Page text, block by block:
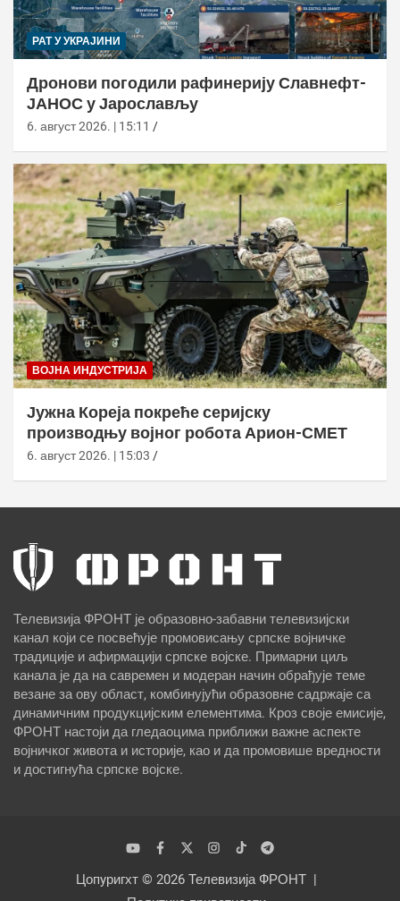
РАТ У УКРАЈИНИ
Дронови погодили рафинерију Славнефт-
ЈАНОС у Јарослављу
6. август 2026. | 15:11
ВОЈНА ИНДУСТРИЈА
Јужна Кореја покреће серијску
производњу војног робота Арион-СМЕТ
6. август 2026. | 15:03
Телевизија ФРОНТ је образовно-забавни телевизијски
канал који се посвећује промовисању српске војничке
традиције и афирмацији српске војске. Примарни циљ
канала је да на савремен и модеран начин обрађује теме
везане за ову област, комбинујући образовне садржаје са
динамичним продукцијским елементима. Кроз своје емисије,
ФРОНТ настоји да гледаоцима приближи важне аспекте
војничког живота и историје, као и да промовише вредности
и достигнућа српске војске.
Цопyригхт © 2026 Телевизија ФРОНТ